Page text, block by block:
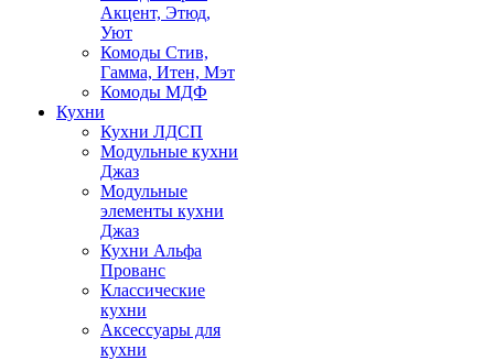
Акцент, Этюд,
Уют
Комоды Стив,
Гамма, Итен, Мэт
Комоды МДФ
Кухни
Кухни ЛДСП
Модульные кухни
Джаз
Модульные
элементы кухни
Джаз
Кухни Альфа
Прованс
Классические
кухни
Аксессуары для
кухни